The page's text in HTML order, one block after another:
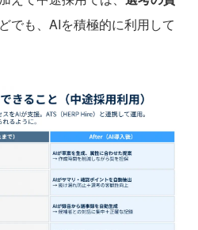
でも、AIを積極的に利用して